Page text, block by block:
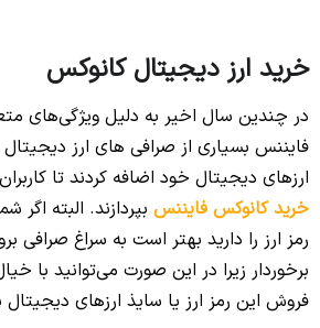
خرید ارز دیجیتال کانوکس
در چندین سال اخیر به دلیل ویژگی‌های
فایننس بسیاری از صرافی های ارز دیجیتال
ارزهای دیجیتال خود اضافه کردند تا
خرید کانوکس فایننس بپردازند. البته
رمز ارز را دارید بهتر است به سراغ صرافی
برخوردار زیرا در این صورت می‌توانید با
فروش این رمز ارز یا سایذ ارزهای دیجیتال